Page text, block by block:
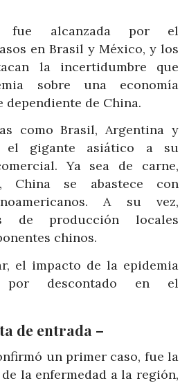
fue alcanzada por el
en Brasil y México, y los
la incertidumbre que
sobre una economía
de China.
como Brasil, Argentina y
el gigante asiático a su
Ya sea de carne,
China se abastece con
A su vez,
de producción locales
chinos.
el impacto de la epidemia
descontado en el
de entrada –
un primer caso, fue la
la enfermedad a la región,